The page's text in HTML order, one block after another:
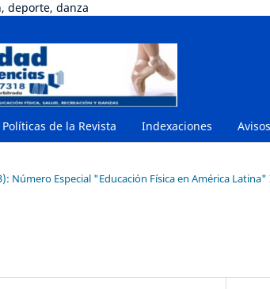
deporte, danza
Políticas de la Revista Indexaciones Avisos
Número Especial "Educación Física en América